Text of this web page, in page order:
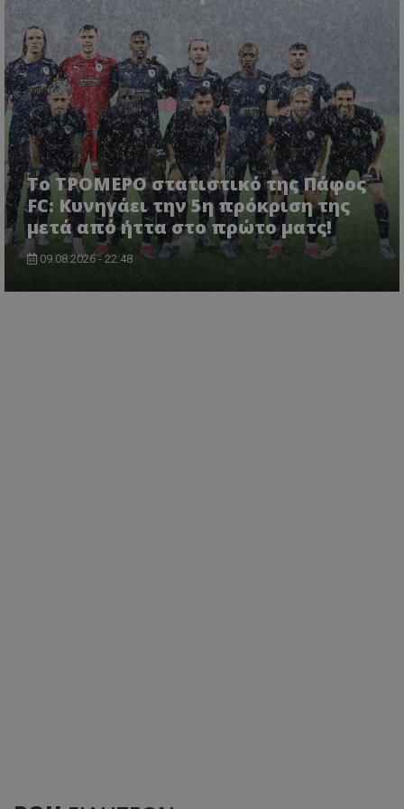
Το ΤΡΟΜΕΡΟ στατιστικό της Πάφος
FC: Κυνηγάει την 5η πρόκριση της
μετά από ήττα στο πρώτο ματς!
09.08.2026 - 22:48